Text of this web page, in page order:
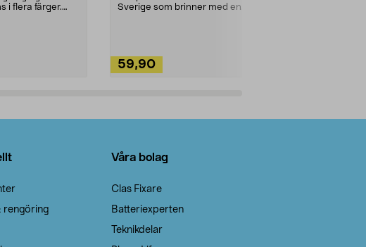
i flera färger.
Sverige som brinner med en
59,90
rengöring
Våra bolag
Clas Fixare
Batteriexperten
Teknikdelar